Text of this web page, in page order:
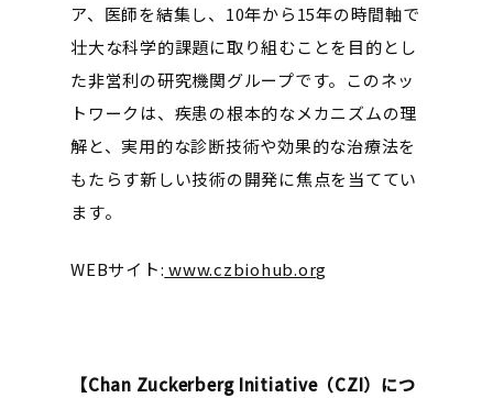
ア、医師を結集し、10年から15年の時間軸で
壮大な科学的課題に取り組むことを目的とし
た非営利の研究機関グループです。このネッ
トワークは、疾患の根本的なメカニズムの理
解と、実用的な診断技術や効果的な治療法を
もたらす新しい技術の開発に焦点を当ててい
ます。
WEBサイト: www.czbiohub.org
【Chan Zuckerberg Initiative（CZI）につ